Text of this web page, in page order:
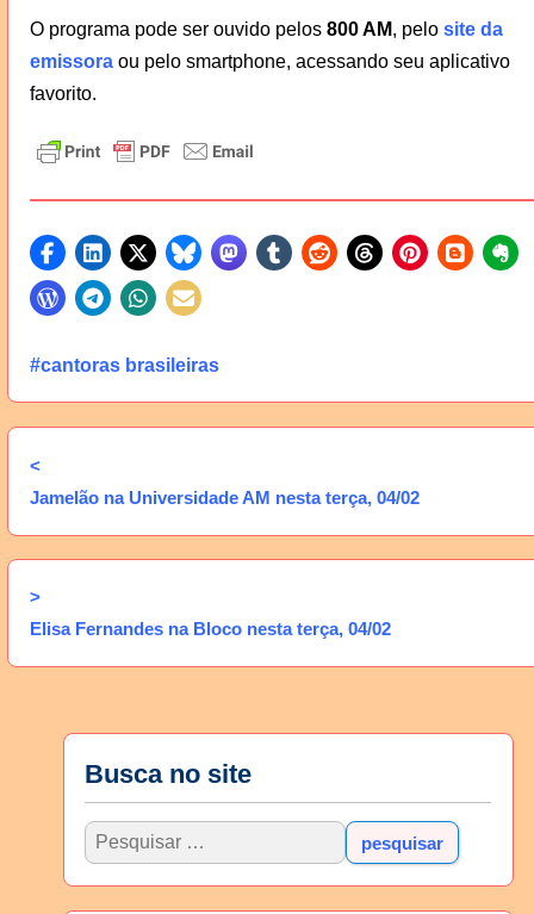
O programa pode ser ouvido pelos 800 AM, pelo site da
emissoraou pelo smartphone, acessando seu aplicativo
favorito.
#cantoras brasileiras
<
Jamelão na Universidade AM nesta terça, 04/02
>
Elisa Fernandes na Bloco nesta terça, 04/02
Busca no site